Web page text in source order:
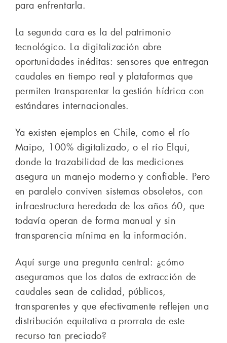
para enfrentarla.
La segunda cara es la del patrimonio
tecnológico. La digitalización abre
oportunidades inéditas: sensores que entregan
caudales en tiempo real y plataformas que
permiten transparentar la gestión hídrica con
estándares internacionales.
Ya existen ejemplos en Chile, como el río
Maipo, 100% digitalizado, o el río Elqui,
donde la trazabilidad de las mediciones
asegura un manejo moderno y confiable. Pero
en paralelo conviven sistemas obsoletos, con
infraestructura heredada de los años 60, que
todavía operan de forma manual y sin
transparencia mínima en la información.
Aquí surge una pregunta central: ¿cómo
aseguramos que los datos de extracción de
caudales sean de calidad, públicos,
transparentes y que efectivamente reflejen una
distribución equitativa a prorrata de este
recurso tan preciado?